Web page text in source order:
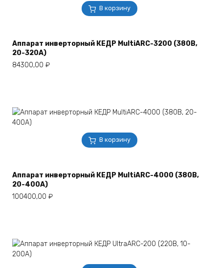
В корзину
Аппарат инверторный КЕДР MultiARC-3200 (380В,
20-320А)
84300,00 ₽
В корзину
Аппарат инверторный КЕДР MultiARC-4000 (380В,
20-400А)
100400,00 ₽